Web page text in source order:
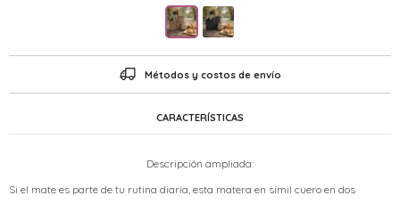
Métodos y costos de envío
CARACTERÍSTICAS
Descripción ampliada:
Si el mate es parte de tu rutina diaria, esta matera en simil cuero en dos